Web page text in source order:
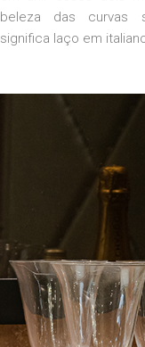
beleza das
significa laço em